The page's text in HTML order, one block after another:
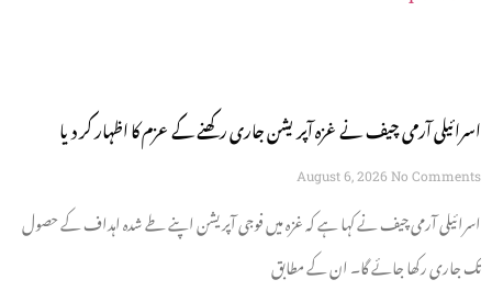
اسرائیلی آرمی چیف نے غزہ آپریشن جاری رکھنے کے عزم کا اظہار کر دیا
August 6, 2026 No Comments
اسرائیلی آرمی چیف نے کہا ہے کہ غزہ میں فوجی آپریشن اپنے طے شدہ اہداف کے حصول
تک جاری رکھا جائے گا۔ ان کے مطابق